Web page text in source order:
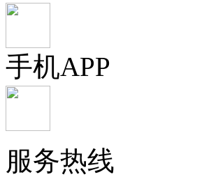
手机APP
服务热线